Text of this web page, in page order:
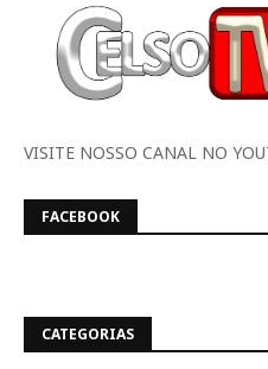
VISITE NOSSO CANAL NO
FACEBOOK
CATEGORIAS